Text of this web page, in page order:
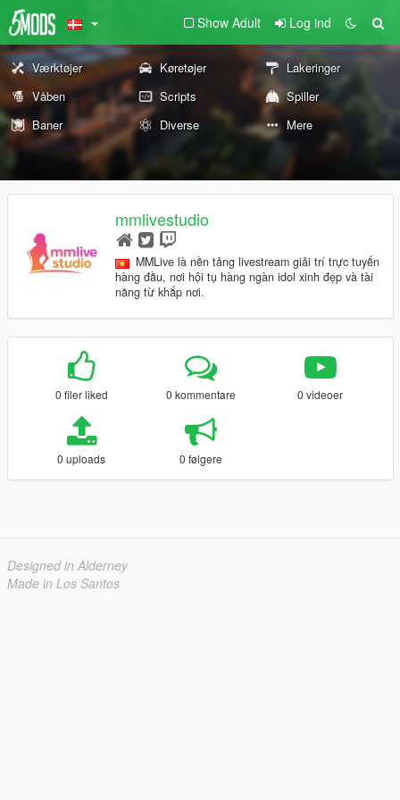
Show Adult Log ind
Værktøjer Køretøjer
Lakeringer
Våben
Scripts
Spiller
Baner
Diverse Mere
mmlivestudio
MMLive là nền tảng livestream giải trí trực tuyến
hàng đầu, nơi hội tụ hàng ngàn idol xinh đẹp và tài
năng từ khắp nơi.
0 filer liked 0 kommentare 0 videoer
0 uploads 0 følgere
Designed in Alderney
Made in Los Santos